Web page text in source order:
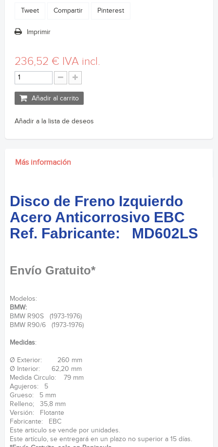
Tweet Compartir Pinterest
Imprimir
236,52 € IVA incl.
Añadir al carrito
Añadir a la lista de deseos
Más información
Disco de Freno Izquierdo
Acero Anticorrosivo EBC
Ref. Fabricante: MD602LS
Envío Gratuito*
Modelos:
BMW:
BMW R90S (1973-1976)
BMW R90/6 (1973-1976)
Medidas:
Ø Exterior: 260 mm
Ø Interior: 62,20 mm
Medida Circulo: 79 mm
Agujeros: 5
Grueso: 5 mm
Relleno; 35,8 mm
Versión: Flotante
Fabricante: EBC
Este articulo se vende por unidades.
Este artículo, se entregará en un plazo no superior a 15 días.